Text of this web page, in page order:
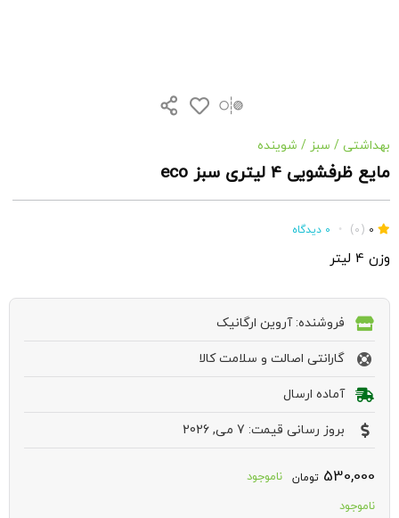
بهداشتی / سبز / شوینده
مایع ظرفشویی 4 لیتری سبز eco
0
(0)
• 0 دیدگاه
وزن 4 لیتر
فروشنده: آروین ارگانیک
گارانتی اصالت و سلامت کالا
آماده ارسال
بروز رسانی قیمت: 7 می, 2026
530,000 تومان
ناموجود
ناموجود